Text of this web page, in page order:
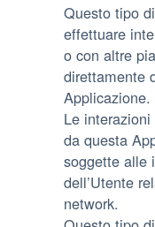
Questo tipo
effettuare
o con altre
direttamente
Applicazione.
Le
da questa
soggette alle
dell’Utente
network.